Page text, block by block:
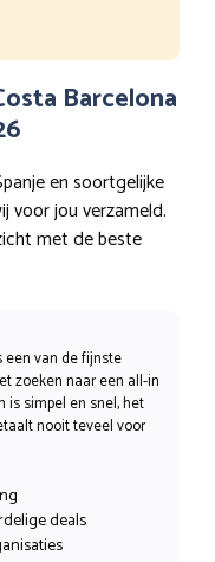
Barcelona
en soortgelijke
voor jou verzameld.
met de beste
van de fijnste
zoeken naar een all-in
is simpel en snel, het
nooit teveel voor
deals